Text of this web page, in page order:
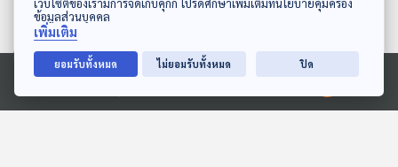
Ⓒ 2020 องค์การกระจายเสียงและแพร่ภาพสาธารณะแห่งประเทศไทย
21:55
EP. 43: เสริมเกราะป้องกัน
สร้างภูมิลูกวัยรุ่น
The Coach (ห้องที่ปรึกษา)
21:55
EP. 44: รับศึกหนัก เมื่อสวม
บทแม่ในชีวิตจริง
The Coach (ห้องที่ปรึกษา)
เว็บไซต์ของเรามีการจัดเก็บคุกกี้ โปรดศึกษาเพิ่มเติมที่นโยบายคุ้มครอง
ข้อมูลส่วนบุคคล
เพิ่มเติม
ยอมรับทั้งหมด ไม่ยอมรับทั้งหมด ปิด